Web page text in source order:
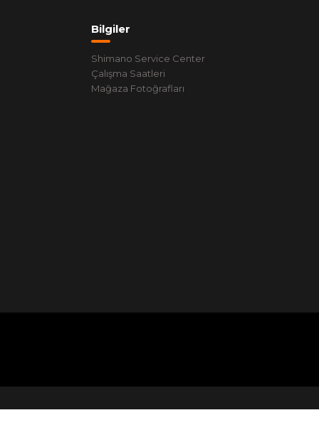
Bilgiler
Shimano Service Center
Çalışma Saatleri
Mağaza Fotoğrafları